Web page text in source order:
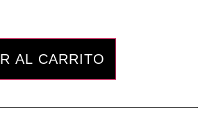
AL CARRITO